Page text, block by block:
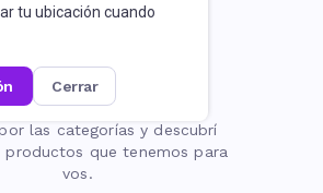
tu ubicación cuando
cerrar
no existe
las categorías y descubrí
que tenemos para
vos.